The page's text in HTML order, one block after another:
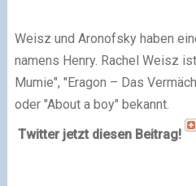
Weisz und Aronofsky haben
namens Henry. Rachel Weisz
Mumie", "Eragon – Das
oder "About a boy" bekannt.
Twitter jetzt diesen Beitrag!